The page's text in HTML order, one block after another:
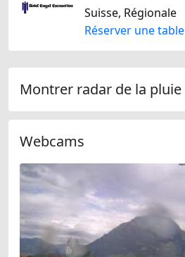
Suisse, Régionale
Réserver une table
Montrer radar de la pluie
Webcams